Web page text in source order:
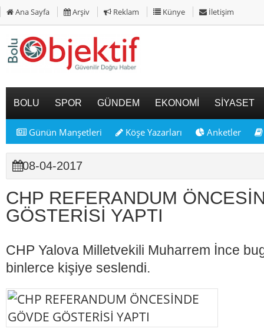
Ana Sayfa Arşiv Reklam Künye İletişim
BOLU SPOR GÜNDEM EKONOMİ SİYASET
Günün Manşetleri Köşe Yazarları Anketler
08-04-2017
CHP REFERANDUM
GÖSTERİSİ YAPTI
CHP Yalova Milletvekili Muharrem İnce
binlerce kişiye seslendi.